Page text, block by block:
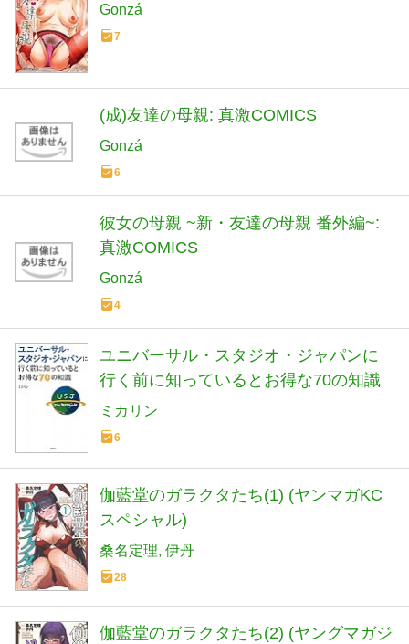
Gonzá
7
(成)友達の母親: 真激COMICS
Gonzá
6
彼女の母親 ~新・友達の母親 番外編~:
真激COMICS
Gonzá
4
ユニバーサル・スタジオ・ジャパンに
行く前に知っているとお得な70の知識
ミカリン
6
伽藍堂のガラクタたち(1) (ヤンマガKC
スペシャル)
桑名定理 伊丹
28
伽藍堂のガラクタたち(2) (ヤングマガジ